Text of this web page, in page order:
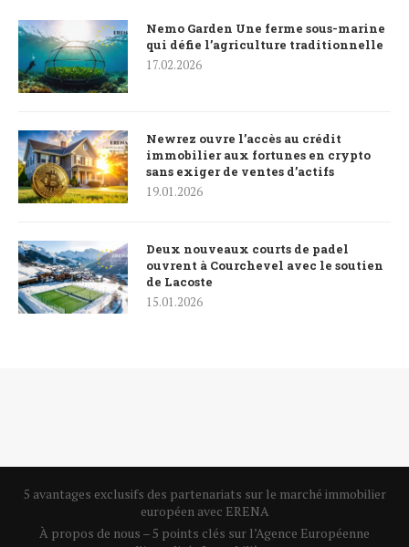
Nemo Garden Une ferme sous-marine
qui défie l’agriculture traditionnelle
17.02.2026
Newrez ouvre l’accès au crédit
immobilier aux fortunes en crypto
sans exiger de ventes d’actifs
19.01.2026
Deux nouveaux courts de padel
ouvrent à Courchevel avec le soutien
de Lacoste
15.01.2026
5 avantages exclusifs des partenariats sur le marché immobilier
européen avec ERENA
À propos de nous – 5 points clés sur l’Agence Européenne